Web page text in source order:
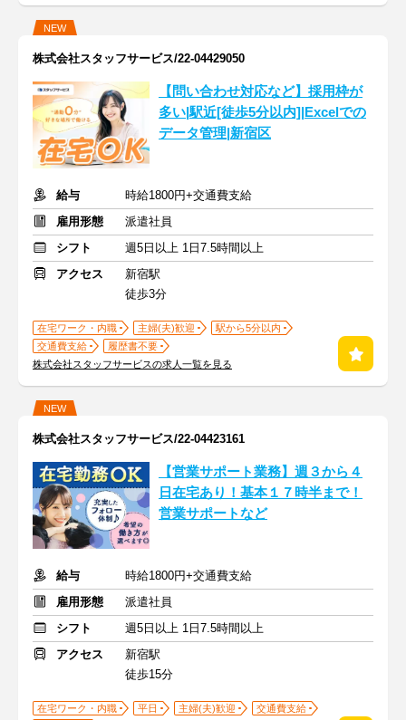
NEW
株式会社スタッフサービス/22-04429050
【問い合わせ対応など】採用枠が
多い|駅近[徒歩5分以内]|Excelでの
データ管理|新宿区
給与
時給1800円+交通費支給
雇用形態
派遣社員
シフト
週5日以上 1日7.5時間以上
アクセス
新宿駅
徒歩3分
在宅ワーク・内職 主婦(夫)歓迎
駅から5分以内
交通費支給
履歴書不要
株式会社スタッフサービスの求人一覧を見る
NEW
株式会社スタッフサービス/22-04423161
【営業サポート業務】週３から４
日在宅あり！基本１７時半まで！
営業サポートなど
給与
時給1800円+交通費支給
雇用形態
派遣社員
シフト
週5日以上 1日7.5時間以上
アクセス
新宿駅
徒歩15分
在宅ワーク・内職 平日 主婦(夫)歓迎
交通費支給